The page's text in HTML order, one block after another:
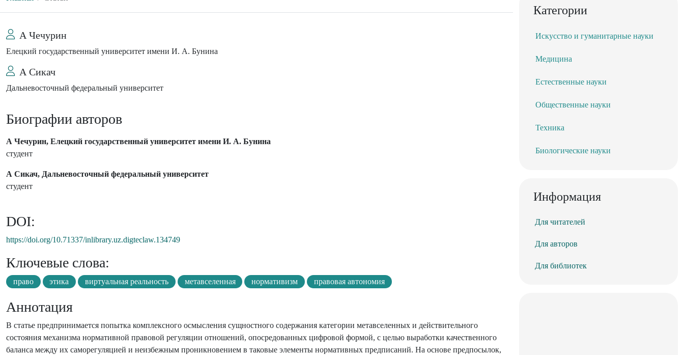
А Чечурин
Елецкий государственный университет имени И. А. Бунина
А Сикач
Дальневосточный федеральный университет
Биографии авторов
А Чечурин, Елецкий государственный университет имени И. А. Бунина
студент
А Сикач, Дальневосточный федеральный университет
студент
DOI:
https://doi.org/10.71337/inlibrary.uz.digteclaw.134749
Ключевые слова:
право этика виртуальная реальность метавселенная нормативизм правовая автономия
Аннотация
В статье предпринимается попытка комплексного осмысления сущностного содержания категории метавселенных и действительного
состояния механизма нормативной правовой регуляции отношений, опосредованных цифровой формой, с целью выработки качественного
баланса между их саморегуляцией и неизбежным проникновением в таковые элементы нормативных предписаний. На основе предпосылок,
Категории
Искусство и гуманитарные науки
Медицина
Естественные науки
Общественные науки
Техника
Биологические науки
Информация
Для читателей
Для авторов
Для библиотек